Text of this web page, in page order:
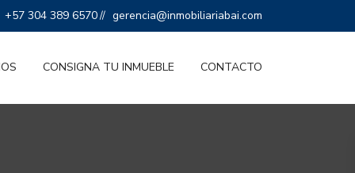
+57 304 389 6570// gerencia@inmobiliariabai.com
CONSIGNA TU INMUEBLE CONTACTO